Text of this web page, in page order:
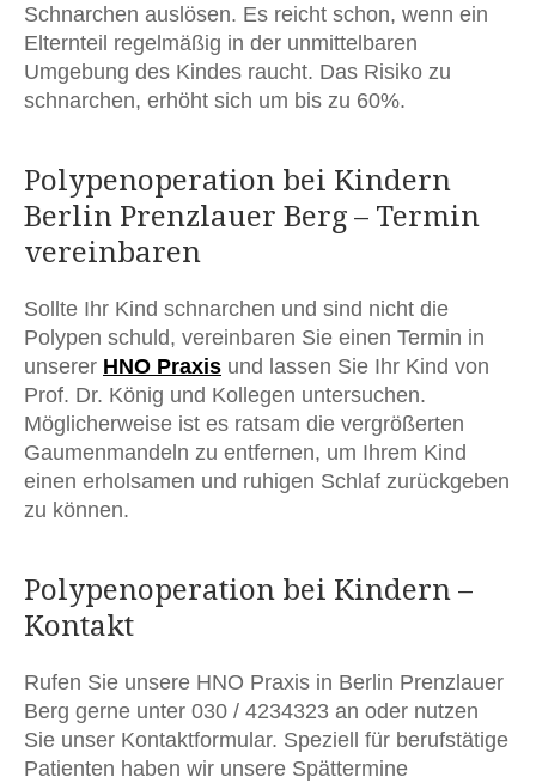
Schnarchen auslösen. Es reicht schon, wenn ein
Elternteil regelmäßig in der unmittelbaren
Umgebung des Kindes raucht. Das Risiko zu
schnarchen, erhöht sich um bis zu 60%.
Polypenoperation bei Kindern
Berlin Prenzlauer Berg – Termin
vereinbaren
Sollte Ihr Kind schnarchen und sind nicht die
Polypen schuld, vereinbaren Sie einen Termin in
unserer HNO Praxis und lassen Sie Ihr Kind von
Prof. Dr. König und Kollegen untersuchen.
Möglicherweise ist es ratsam die vergrößerten
Gaumenmandeln zu entfernen, um Ihrem Kind
einen erholsamen und ruhigen Schlaf zurückgeben
zu können.
Polypenoperation bei Kindern –
Kontakt
Rufen Sie unsere HNO Praxis in Berlin Prenzlauer
Berg gerne unter 030 / 4234323 an oder nutzen
Sie unser Kontaktformular. Speziell für berufstätige
Patienten haben wir unsere Spättermine